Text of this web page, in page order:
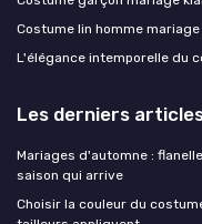
Costume lin homme
L'élégance intemporelle du
Les derniers
Mariages d'automne :
saison qui arrive
Choisir la couleur du